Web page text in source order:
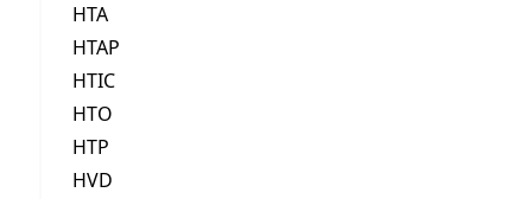
HTA
HTAP
HTIC
HTO
HTP
HVD